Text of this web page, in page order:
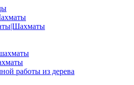
работы из дерева